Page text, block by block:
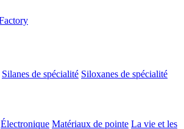
Silanes de spécialité Siloxanes de spécialité
Électronique Matériaux de pointe La vie et les